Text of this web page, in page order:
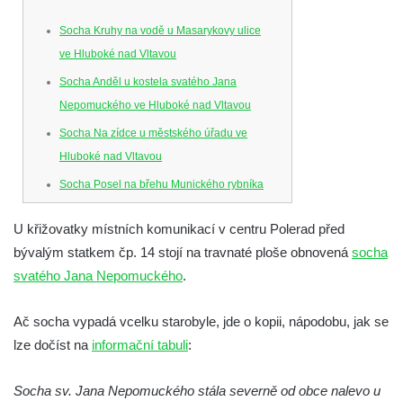
Socha Kruhy na vodě u Masarykovy ulice
ve Hluboké nad Vltavou
Socha Anděl u kostela svatého Jana
Nepomuckého ve Hluboké nad Vltavou
Socha Na zídce u městského úřadu ve
Hluboké nad Vltavou
Socha Posel na břehu Munického rybníka
ve Hluboké nad Vltavou
Socha Ledviny mezi kruhovým objezdem a
Munickým rybníkem ve Hluboké nad
Vltavou
Hluboké nad Vltavou
Socha Smilodon v ZOO Hluboká
U křižovatky místních komunikací v centru Polerad před
bývalým statkem čp. 14 stojí na travnaté ploše obnovená socha
svatého Jana Nepomuckého.
Ač socha vypadá vcelku starobyle, jde o kopii, nápodobu, jak se
lze dočíst na informační tabuli:
Socha sv. Jana Nepomuckého stála severně od obce nalevo u